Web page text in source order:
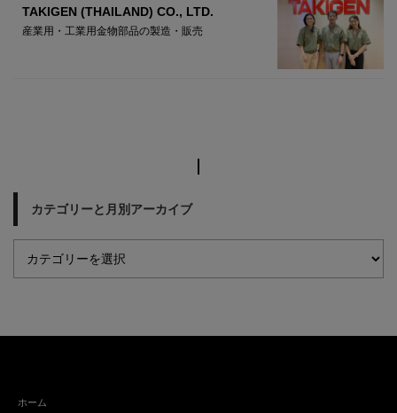
TAKIGEN (THAILAND) CO., LTD.
産業用・工業用金物部品の製造・販売
カテゴリーと月別アーカイブ
ホーム